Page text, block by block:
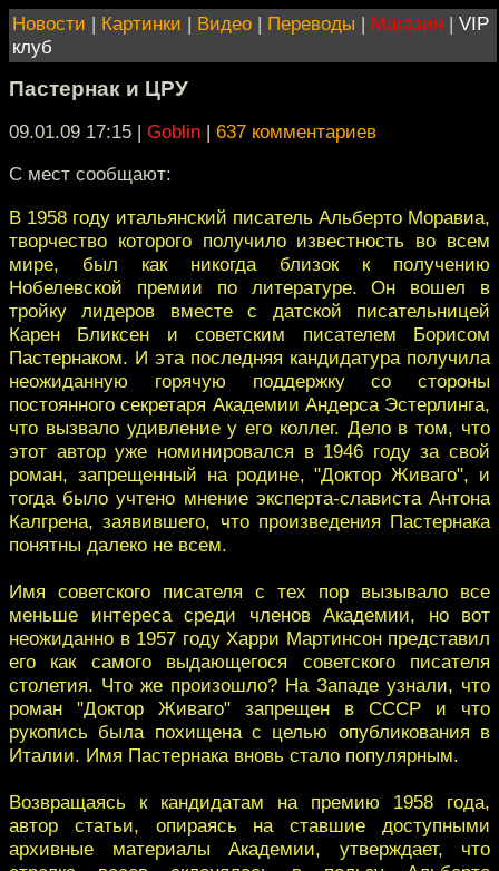
Новости | Картинки | Видео | Переводы | Магазин | VIP
клуб
Пастернак и ЦРУ
09.01.09 17:15 | Goblin | 637 комментариев
С мест сообщают:
В 1958 году итальянский писатель Альберто Моравиа,
творчество которого получило известность во всем
мире, был как никогда близок к получению
Нобелевской премии по литературе. Он вошел в
тройку лидеров вместе с датской писательницей
Карен Бликсен и советским писателем Борисом
Пастернаком. И эта последняя кандидатура получила
неожиданную горячую поддержку со стороны
постоянного секретаря Академии Андерса Эстерлинга,
что вызвало удивление у его коллег. Дело в том, что
этот автор уже номинировался в 1946 году за свой
роман, запрещенный на родине, "Доктор Живаго", и
тогда было учтено мнение эксперта-слависта Антона
Калгрена, заявившего, что произведения Пастернака
понятны далеко не всем.
Имя советского писателя с тех пор вызывало все
меньше интереса среди членов Академии, но вот
неожиданно в 1957 году Харри Мартинсон представил
его как самого выдающегося советского писателя
столетия. Что же произошло? На Западе узнали, что
роман "Доктор Живаго" запрещен в СССР и что
рукопись была похищена с целью опубликования в
Италии. Имя Пастернака вновь стало популярным.
Возвращаясь к кандидатам на премию 1958 года,
автор статьи, опираясь на ставшие доступными
архивные материалы Академии, утверждает, что